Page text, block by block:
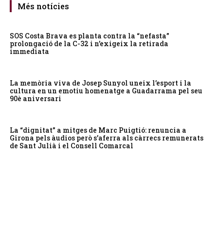
Més notícies
SOS Costa Brava es planta contra la “nefasta”
prolongació de la C-32 i n’exigeix la retirada
immediata
La memòria viva de Josep Sunyol uneix l’esport i la
cultura en un emotiu homenatge a Guadarrama pel seu
90è aniversari
La “dignitat” a mitges de Marc Puigtió: renuncia a
Girona pels àudios però s’aferra als càrrecs remunerats
de Sant Julià i el Consell Comarcal